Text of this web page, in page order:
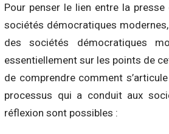
Pour penser le lien entre la
sociétés démocratiques
des sociétés démocratiques
essentiellement sur les points de
de comprendre comment
processus qui a conduit aux
réflexion sont possibles :